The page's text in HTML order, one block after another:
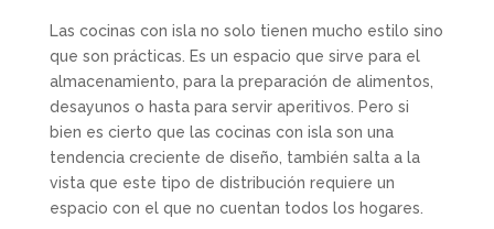
Las cocinas con isla no solo tienen mucho estilo sino
que son prácticas. Es un espacio que sirve para el
almacenamiento, para la preparación de alimentos,
desayunos o hasta para servir aperitivos. Pero si
bien es cierto que las cocinas con isla son una
tendencia creciente de diseño, también salta a la
vista que este tipo de distribución requiere un
espacio con el que no cuentan todos los hogares.